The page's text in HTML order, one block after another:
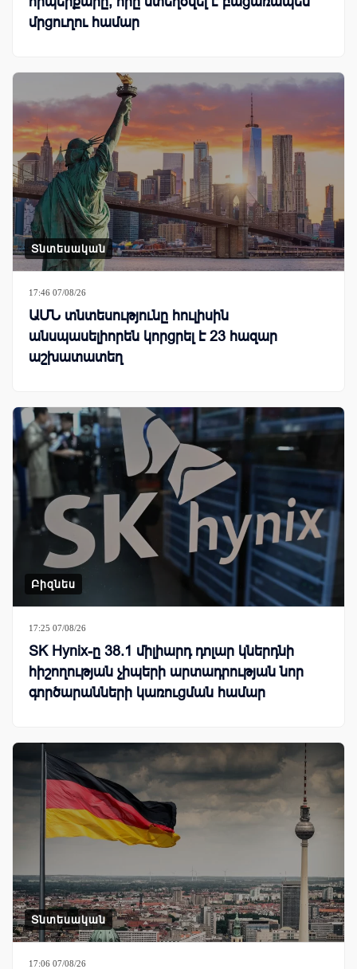
մրցուղու համար
Տնտեսական
17:46 07/08/26
ԱՄՆ տնտեսությունը հուլիսին
անսպասելիորեն կորցրել է 23 հազար
աշխատատեղ
Բիզնես
17:25 07/08/26
SK Hynix-ը 38.1 միլիարդ դոլար կներդնի
հիշողության չիպերի արտադրության նոր
գործարանների կառուցման համար
Տնտեսական
17:06 07/08/26